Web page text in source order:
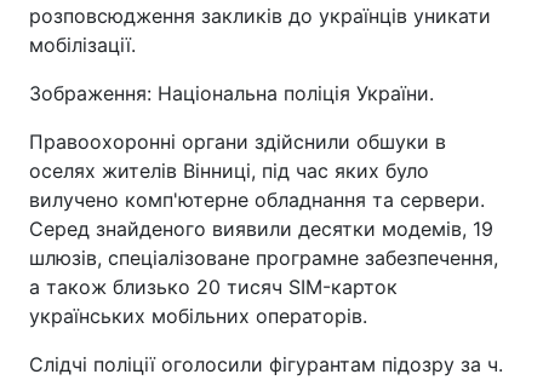
розповсюдження закликів до українців уникати
мобілізації.
Зображення: Національна поліція України.
Правоохоронні органи здійснили обшуки в
оселях жителів Вінниці, під час яких було
вилучено комп'ютерне обладнання та сервери.
Серед знайденого виявили десятки модемів, 19
шлюзів, спеціалізоване програмне забезпечення,
а також близько 20 тисяч SIM-карток
українських мобільних операторів.
Слідчі поліції оголосили фігурантам підозру за ч.